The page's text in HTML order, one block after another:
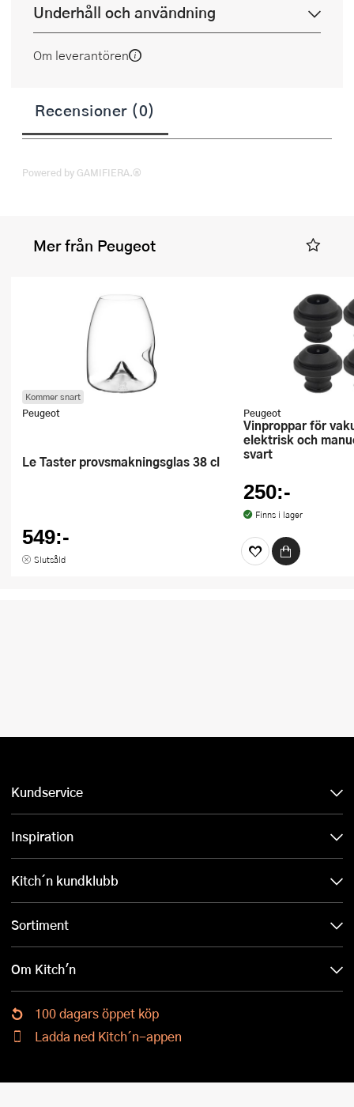
Underhåll och användning
Om leverantören
Recensioner (0)
Powered by GAMIFIERA.®
Mer från Peugeot
Kommer snart
Peugeot
Le Taster provsmakningsglas 38 cl
549:-
Slutsåld
Peugeot
Vinproppar för vakuumpump
elektrisk och
svart
250:-
Finns i lager
Kundservice
Inspiration
Kitch´n kundklubb
Sortiment
Om Kitch'n
100 dagars öppet köp
Ladda ned Kitch´n-appen